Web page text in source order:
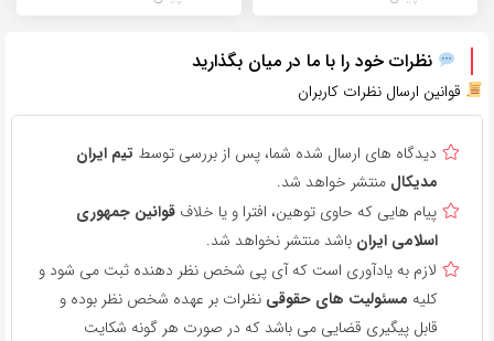
نظرات خود را با ما در میان بگذارید
قوانین ارسال نظرات کاربران
دیدگاه های ارسال شده شما، پس از بررسی توسط تیم ایران
مدیکال منتشر خواهد شد.
پیام هایی که حاوی توهین، افترا و یا خلاف قوانین جمهوری
اسلامی ایران باشد منتشر نخواهد شد.
لازم به یادآوری است که آی پی شخص نظر دهنده ثبت می شود و
کلیه مسئولیت های حقوقی نظرات بر عهده شخص نظر بوده و
قابل پیگیری قضایی می باشد که در صورت هر گونه شکایت